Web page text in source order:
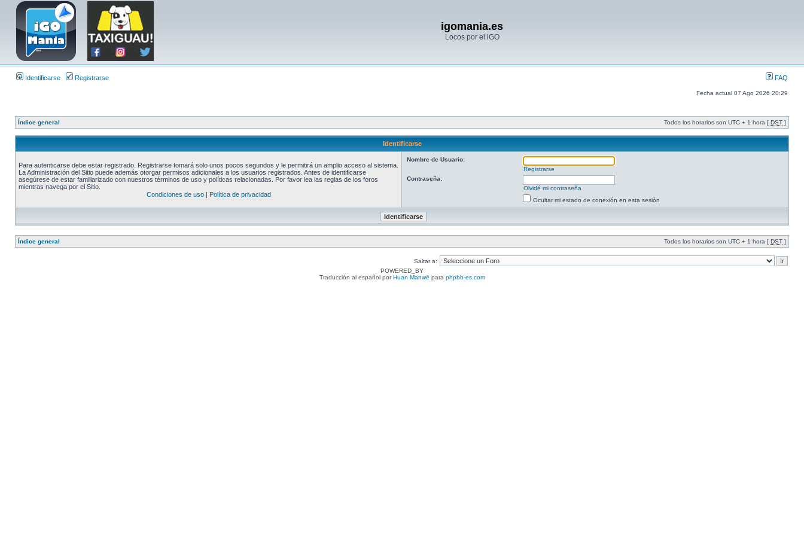
igomania.es
Locos por el iGO
Identificarse Registrarse FAQ
Fecha actual 07 Ago 2026 20:29
Índice general Todos los horarios son UTC + 1 hora [ DST ]
Identificarse
Para autenticarse debe estar registrado. Registrarse tomará solo unos pocos segundos y le permitirá un amplio acceso al sistema.
La Administración del Sitio puede además otorgar permisos adicionales a los usuarios registrados. Antes de identificarse
asegúrese de estar familiarizado con nuestros términos de uso y políticas relacionadas. Por favor lea las reglas de los foros
mientras navega por el Sitio.
Condiciones de uso| Política de privacidad
Nombre de Usuario:
Registrarse
Contraseña:
Olvidé mi contraseña
Ocultar mi estado de conexión en esta sesión
Índice general Todos los horarios son UTC + 1 hora [ DST ]
Saltar a:
POWERED_BY
Traducción al español porHuan Manwë para phpbb-es.com